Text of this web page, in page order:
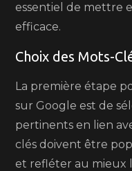
essentiel de mettre
efficace.
Choix des Mots-
La première étape
sur Google est de
pertinents en lien
clés doivent être
et refléter au mieux